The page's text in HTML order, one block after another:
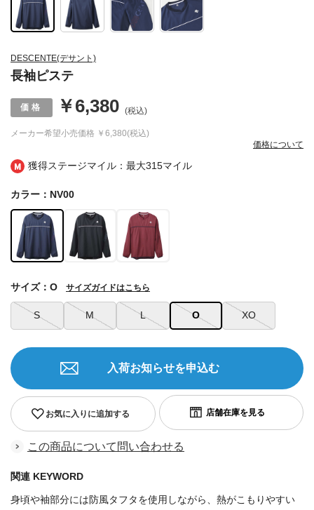
獲得ステージマイル：最大315マイル
DESCENTE(デサント)
長袖ピステ
メーカー希望小売価格 ￥6,380(税込)
￥6,380 (税込)
価格について
カラー：NV00
S M L O XO
サイズ：O サイズガイドはこちら
お気に入りに追加する
入荷お知らせを申込む
この商品について問い合わせる
関連 KEYWORD
身頃や袖部分には防風タフタを使用しながら、熱がこもりやすい